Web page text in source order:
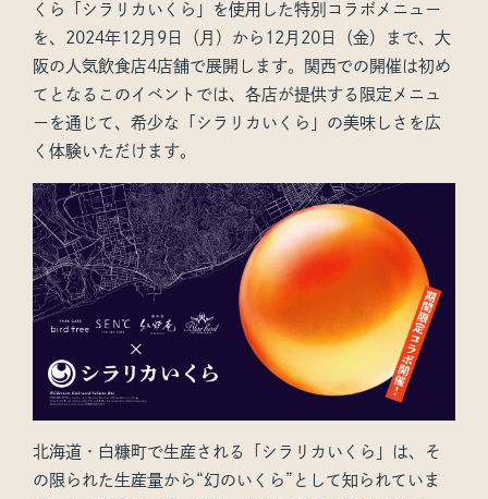
くら「シラリカいくら」を使用した特別コラボメニュー
を、2024年12月9日（月）から12月20日（金）まで、大
阪の人気飲食店4店舗で展開します。関西での開催は初め
てとなるこのイベントでは、各店が提供する限定メニュ
ーを通じて、希少な「シラリカいくら」の美味しさを広
く体験いただけます。
北海道・白糠町で生産される「シラリカいくら」は、そ
の限られた生産量から“幻のいくら”として知られていま